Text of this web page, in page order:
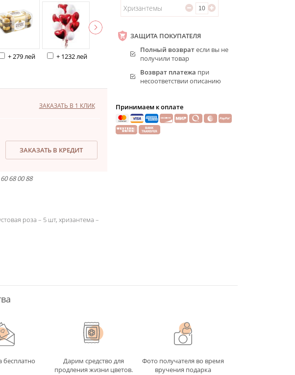
+ 279 лей + 1232 лей
ЗАКАЗАТЬ В 1 КЛИК
ЗАКАЗАТЬ В КРЕДИТ
68 00 88
роза – 5 шт, хризантема –
Хризантемы
ЗАЩИТА ПОКУПАТЕЛЯ
Полный возвратесли вы не
получили товар
Возврат платежа при
несоответствии описанию
Принимаем к оплате
бесплатно
Дарим средство для
продления жизни цветов.
Фото получателя во время
вручения подарка